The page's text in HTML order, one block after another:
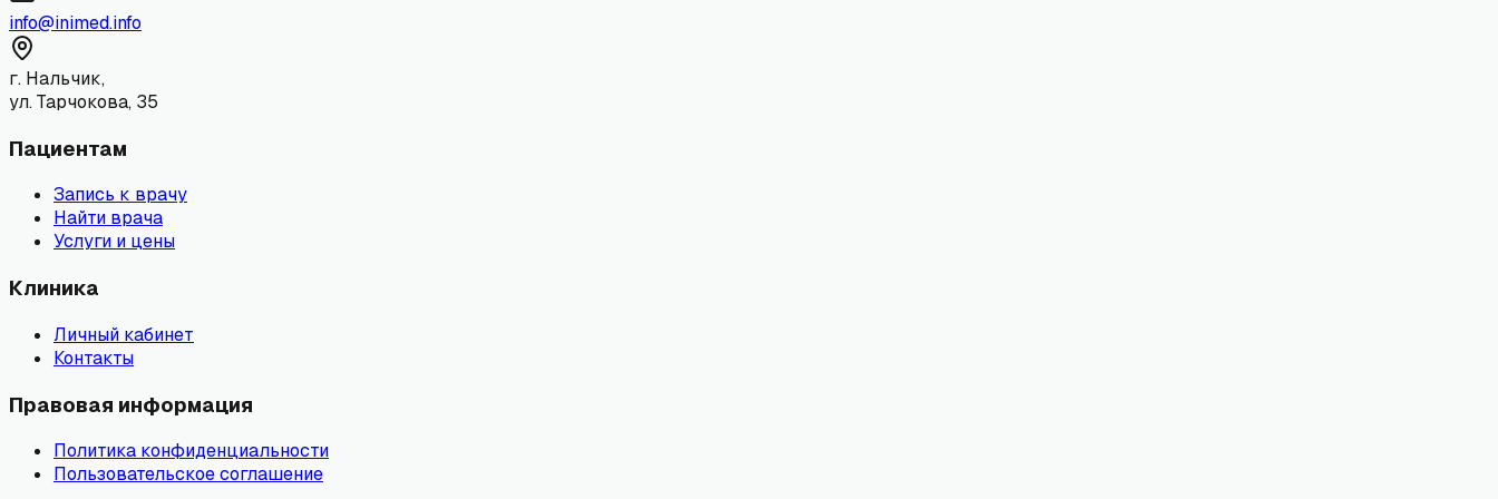
info@inimed.info
г. Нальчик,
ул. Тарчокова, 35
Пациентам
Запись к врачу
Найти врача
Услуги и цены
Клиника
Личный кабинет
Контакты
Правовая информация
Политика конфиденциальности
Пользовательское соглашение